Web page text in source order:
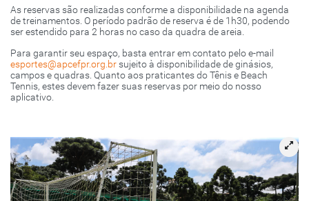
As reservas são realizadas conforme a disponibilidade na agenda
de treinamentos. O período padrão de reserva é de 1h30, podendo
ser estendido para 2 horas no caso da quadra de areia.
Para garantir seu espaço, basta entrar em contato pelo e-mail
esportes@apcefpr.org.brsujeito à disponibilidade de ginásios,
campos e quadras. Quanto aos praticantes do Tênis e Beach
Tennis, estes devem fazer suas reservas por meio do nosso
aplicativo.